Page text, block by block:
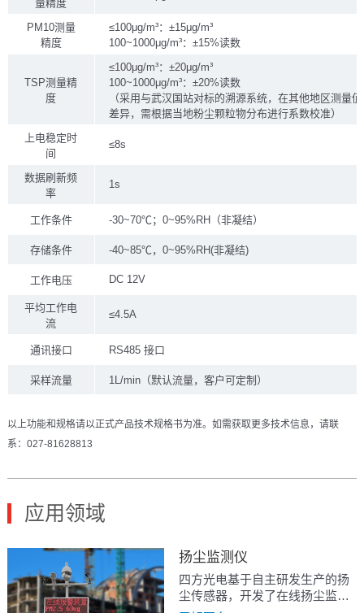
量精度
PM10测量
精度
≤100μg/m³：±15μg/m³
100~1000μg/m³：±15%读数
TSP测量精
度
≤100μg/m³：±20μg/m³
100~1000μg/m³：±20%读数
（采用与武汉国站对标的溯源系统，在其他地区测量
差异，需根据当地粉尘颗粒物分布进行系数校准）
上电稳定时
间
≤8s
数据刷新频
率
1s
工作条件 -30~70℃；0~95%RH（非凝结）
存储条件 -40~85℃，0~95%RH(非凝结)
工作电压 DC 12V
平均工作电
流
≤4.5A
通讯接口 RS485 接口
采样流量 1L/min（默认流量，客户可定制）
以上功能和规格请以正式产品技术规格书为准。如需获取更多技术信息，请联
系：027-81628813
应用领域
扬尘监测仪
四方光电基于自主研发生产的扬
尘传感器，开发了在线扬尘监测